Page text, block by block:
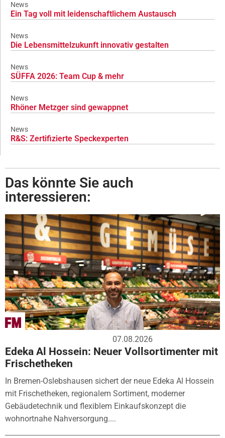
News
Ein Tag voll mit leidenschaftlichem Austausch
News
Die Lebensmittelzukunft innovativ gestalten
News
SÜFFA 2026: Team Cup & mehr
News
Rhöner Metzger sind gewappnet
News
R&S: Zertifizierte Speckexperten
Das könnte Sie auch
interessieren:
07.08.2026
Edeka Al Hossein: Neuer Vollsortimenter mit
Frischetheken
In Bremen-Oslebshausen sichert der neue Edeka Al Hossein
mit Frischetheken, regionalem Sortiment, moderner
Gebäudetechnik und flexiblem Einkaufskonzept die
wohnortnahe Nahversorgung....